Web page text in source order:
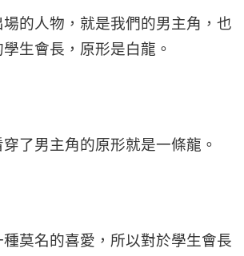
的人物，就是我們的男主角，也
生會長，原形是白龍。
了男主角的原形就是一條龍。
莫名的喜愛，所以對於學生會長